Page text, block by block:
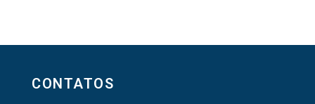
CONTATOS